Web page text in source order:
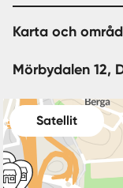
Karta och
Mörbydalen 12,
Satellit